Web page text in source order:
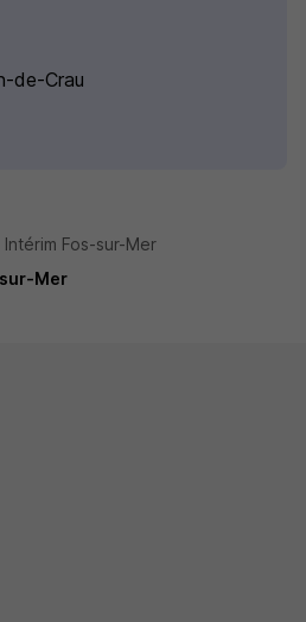
de-Crau
Intérim Fos-sur-Mer
Mer